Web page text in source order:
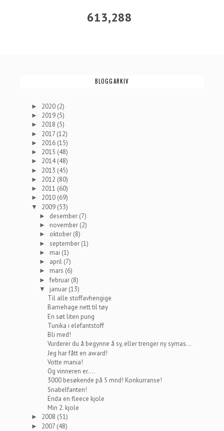
613,288
BLOGGARKIV
► 2020 (2)
► 2019 (5)
► 2018 (5)
► 2017 (12)
► 2016 (15)
► 2015 (48)
► 2014(48)
► 2013 (45)
► 2012 (80)
► 2011 (60)
► 2010 (69)
▼ 2009 (53)
► desember (7)
► november (2)
► oktober (8)
► september (1)
► mai (1)
► april (7)
► mars (6)
►februar (8)
▼ januar (13)
Til alle stoffavhengige
Barnehage nett til tøy
En søt liten pung
Tunika i elefantstoff
Bli med!
Vurderer du å begynne å sy, eller trenger ny symas...
Jeg har fått en award!
Votte mania!
Og vinneren er....
3000 besøkende på 5 mnd! Konkurranse!
Snabelfanten!
Enda en fleece kjole
Min 2. kjole
► 2008 (51)
► 2007 (48)